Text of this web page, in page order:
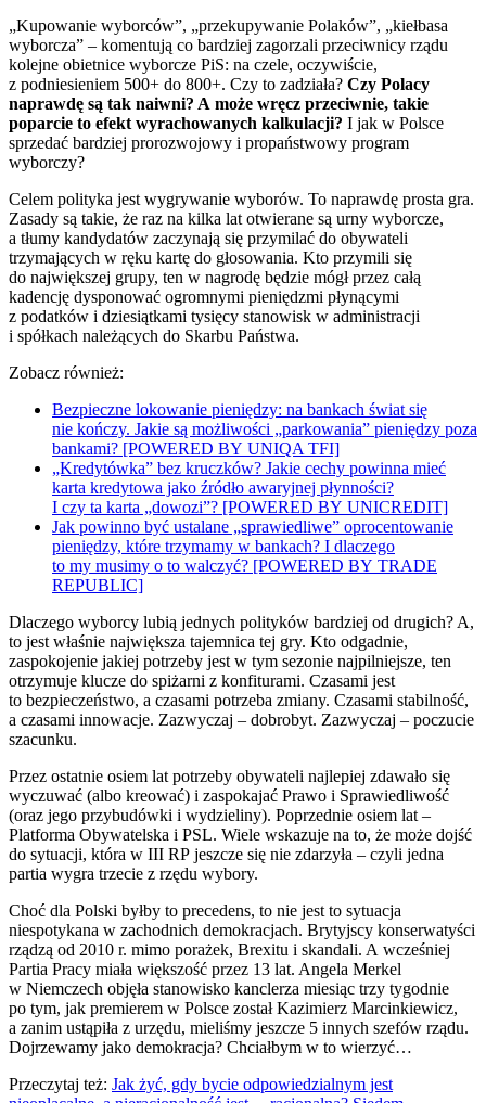
„Kupowanie wyborców”, „przekupywanie Polaków”, „kiełbasa
wyborcza” – komentują co bardziej zagorzali przeciwnicy rządu
kolejne obietnice wyborcze PiS: na czele, oczywiście,
z podniesieniem 500+ do 800+. Czy to zadziała? Czy Polacy
naprawdę są tak naiwni? A może wręcz przeciwnie, takie
poparcie to efekt wyrachowanych kalkulacji? I jak w Polsce
sprzedać bardziej prorozwojowy i propaństwowy program
wyborczy?
Celem polityka jest wygrywanie wyborów. To naprawdę prosta gra.
Zasady są takie, że raz na kilka lat otwierane są urny wyborcze,
a tłumy kandydatów zaczynają się przymilać do obywateli
trzymających w ręku kartę do głosowania. Kto przymili się
do największej grupy, ten w nagrodę będzie mógł przez całą
kadencję dysponować ogromnymi pieniędzmi płynącymi
z podatków i dziesiątkami tysięcy stanowisk w administracji
i spółkach należących do Skarbu Państwa.
Zobacz również:
Bezpieczne lokowanie pieniędzy: na bankach świat się
nie kończy. Jakie są możliwości „parkowania” pieniędzy poza
bankami? [POWERED BY UNIQA TFI]
„Kredytówka” bez kruczków? Jakie cechy powinna mieć
karta kredytowa jako źródło awaryjnej płynności?
I czy ta karta „dowozi”? [POWERED BY UNICREDIT]
Jak powinno być ustalane „sprawiedliwe” oprocentowanie
pieniędzy, które trzymamy w bankach? I dlaczego
to my musimy o to walczyć? [POWERED BY TRADE
REPUBLIC]
Dlaczego wyborcy lubią jednych polityków bardziej od drugich? A,
to jest właśnie największa tajemnica tej gry. Kto odgadnie,
zaspokojenie jakiej potrzeby jest w tym sezonie najpilniejsze, ten
otrzymuje klucze do spiżarni z konfiturami. Czasami jest
to bezpieczeństwo, a czasami potrzeba zmiany. Czasami stabilność,
a czasami innowacje. Zazwyczaj – dobrobyt. Zazwyczaj – poczucie
szacunku.
Przez ostatnie osiem lat potrzeby obywateli najlepiej zdawało się
wyczuwać (albo kreować) i zaspokajać Prawo i Sprawiedliwość
(oraz jego przybudówki i wydzieliny). Poprzednie osiem lat –
Platforma Obywatelska i PSL. Wiele wskazuje na to, że może dojść
do sytuacji, która w III RP jeszcze się nie zdarzyła – czyli jedna
partia wygra trzecie z rzędu wybory.
Choć dla Polski byłby to precedens, to nie jest to sytuacja
niespotykana w zachodnich demokracjach. Brytyjscy konserwatyści
rządzą od 2010 r. mimo porażek, Brexitu i skandali. A wcześniej
Partia Pracy miała większość przez 13 lat. Angela Merkel
w Niemczech objęła stanowisko kanclerza miesiąc trzy tygodnie
po tym, jak premierem w Polsce został Kazimierz Marcinkiewicz,
a zanim ustąpiła z urzędu, mieliśmy jeszcze 5 innych szefów rządu.
Dojrzewamy jako demokracja? Chciałbym w to wierzyć…
Przeczytaj też: Jak żyć, gdy bycie odpowiedzialnym jest